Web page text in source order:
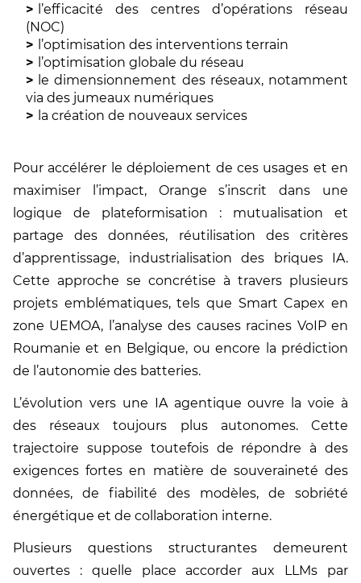
l’efficacité des centres d’opérations réseau
(NOC)
l’optimisation des interventions terrain
l’optimisation globale du réseau
le dimensionnement des réseaux, notamment
via des jumeaux numériques
la création de nouveaux services
Pour accélérer le déploiement de ces usages et en
maximiser l’impact, Orange s’inscrit dans une
logique de plateformisation : mutualisation et
partage des données, réutilisation des critères
d’apprentissage, industrialisation des briques IA.
Cette approche se concrétise à travers plusieurs
projets emblématiques, tels que Smart Capex en
zone UEMOA, l’analyse des causes racines VoIP en
Roumanie et en Belgique, ou encore la prédiction
de l’autonomie des batteries.
L’évolution vers une IA agentique ouvre la voie à
des réseaux toujours plus autonomes. Cette
trajectoire suppose toutefois de répondre à des
exigences fortes en matière de souveraineté des
données, de fiabilité des modèles, de sobriété
énergétique et de collaboration interne.
Plusieurs questions structurantes demeurent
ouvertes : quelle place accorder aux LLMs par